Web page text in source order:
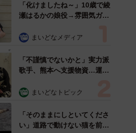
「化けましたね～」10歳で綾
瀬はるかの娘役→雰囲気ガラ
雰囲気が」「宝塚に入れそ
まいどなメディア
「不謹慎でないかと」実力派
歌手、熊本へ支援物資…運搬
めらい 「痛いほど伝わる」
まいどなトピック
「そのままにしといてくださ
い」道路で動けない猫を前に